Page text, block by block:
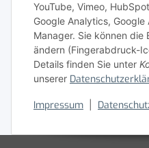
YouTube, Vimeo,
Google Analytics, Google
Manager. Sie können die
ändern (Fingerabdruck-
Details finden Sie unter
unserer
Impressum